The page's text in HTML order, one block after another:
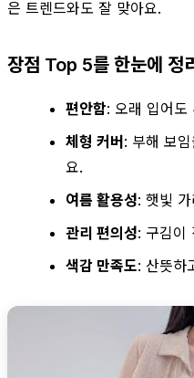
은 트렌드와도 잘 맞아요.
장점 Top 5를 한눈에 정
편안함: 오래 입어도
체형 커버: 부해 보
요.
여름 활용성: 햇빛
관리 편의성: 구김이
색감 만족도: 산뜻하